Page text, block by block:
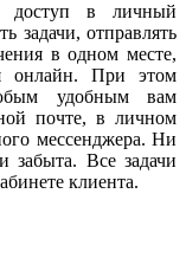
доступ в личный
задачи, отправлять
в одном месте,
онлайн. При этом
удобным вам
почте, в личном
мессенджера. Ни
забыта. Все задачи
клиента.